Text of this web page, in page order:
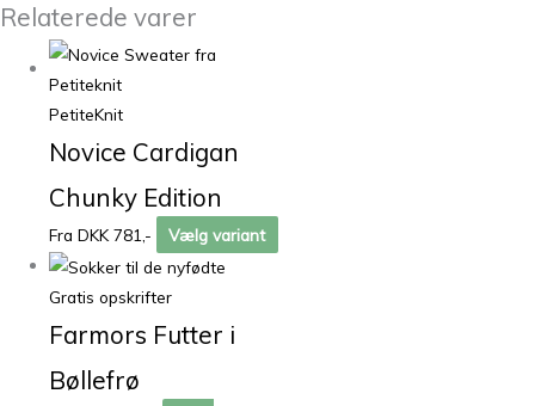
Relaterede varer
PetiteKnit
Novice Cardigan
Chunky Edition
Fra DKK 781,- Vælg variant
Gratis opskrifter
Farmors Futter i
Bøllefrø